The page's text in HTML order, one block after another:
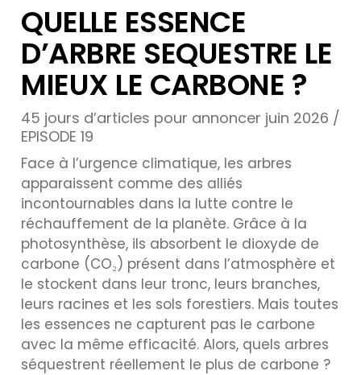
QUELLE ESSENCE
D’ARBRE SEQUESTRE LE
MIEUX LE CARBONE ?
45 jours d’articles pour annoncer juin 2026 /
EPISODE 19
Face à l’urgence climatique, les arbres
apparaissent comme des alliés
incontournables dans la lutte contre le
réchauffement de la planète. Grâce à la
photosynthèse, ils absorbent le dioxyde de
carbone (CO₂) présent dans l’atmosphère et
le stockent dans leur tronc, leurs branches,
leurs racines et les sols forestiers. Mais toutes
les essences ne capturent pas le carbone
avec la même efficacité. Alors, quels arbres
séquestrent réellement le plus de carbone ?